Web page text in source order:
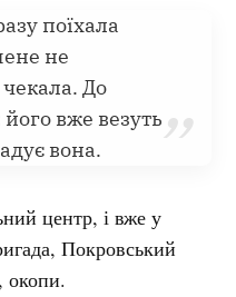
поїхала
не
До
вже везуть
вона.
центр, і вже у
Покровський
окопи.